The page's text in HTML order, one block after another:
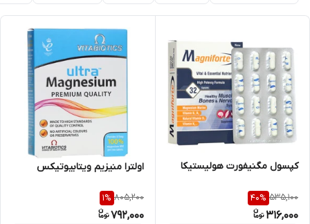
کپسول مگنیفورت هولیستیکا
535,100
40%
316,000
اولترا منیزیم ویتابیوتیکس
805,200
1%
792,000